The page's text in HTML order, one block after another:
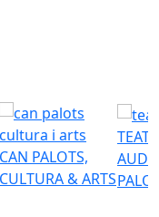
CAN PALOTS,
CULTURA & ARTS